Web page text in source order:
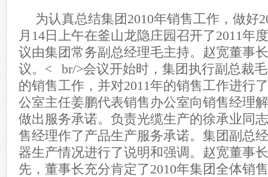
为认真总结集团2010年销售工作，做好
月14日上午在釜山龙隐庄园召开了2011年
议由集团常务副总经理毛主持。赵宽董事
议。< br/>会议开始时，集团执行副总裁
的销售工作，并对2011年的销售工作进行
公室主任姜鹏代表销售办公室向销售经理
做出服务承诺。负责光缆生产的徐承业同
售经理作了产品生产服务承诺。集团副总
器生产情况进行了说明和强调。赵宽董事
先，董事长充分肯定了2010年集团全体销